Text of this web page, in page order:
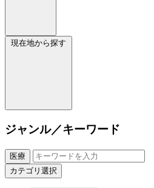
現在地から探す
ジャンル／キーワード
医療
カテゴリ選択